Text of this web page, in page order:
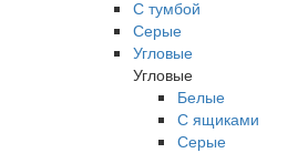
С тумбой
Серые
Угловые
Угловые
Белые
С ящиками
Серые